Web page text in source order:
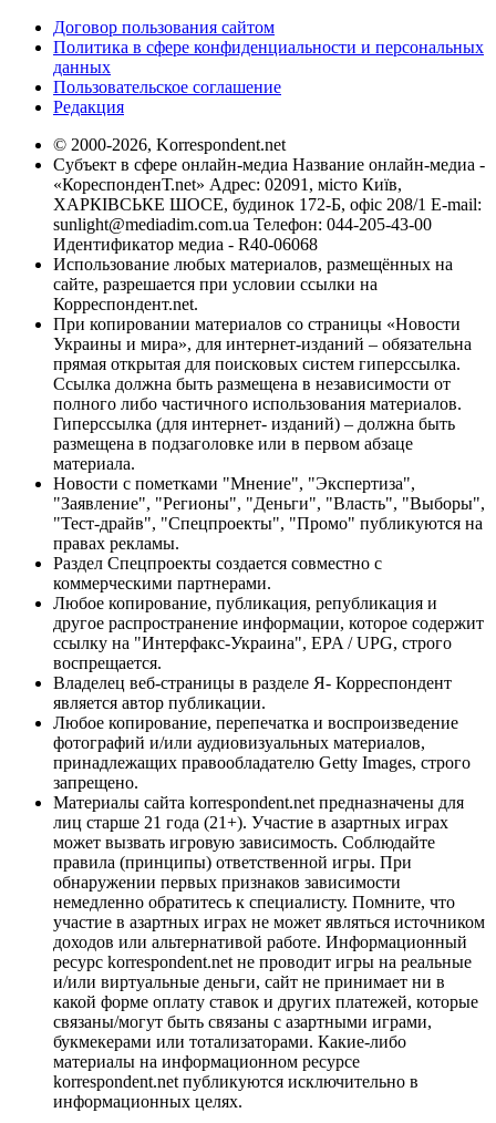
Договор пользования сайтом
Политика в сфере конфиденциальности и персональных
данных
Пользовательское соглашение
Редакция
© 2000-2026, Korrespondent.net
Субъект в сфере онлайн-медиа Название онлайн-медиа -
«КореспонденТ.net» Адрес: 02091, місто Київ,
ХАРКІВСЬКЕ ШОСЕ, будинок 172-Б, офіс 208/1 E-mail:
sunlight@mediadim.com.ua Телефон: 044-205-43-00
Идентификатор медиа - R40-06068
Использование любых материалов, размещённых на
сайте, разрешается при условии ссылки на
Корреспондент.net.
При копировании материалов со страницы «Новости
Украины и мира», для интернет-изданий – обязательна
прямая открытая для поисковых систем гиперссылка.
Ссылка должна быть размещена в независимости от
полного либо частичного использования материалов.
Гиперссылка (для интернет- изданий) – должна быть
размещена в подзаголовке или в первом абзаце
материала.
Новости с пометками "Мнение", "Экспертиза",
"Заявление", "Регионы", "Деньги", "Власть", "Выборы",
"Тест-драйв", "Спецпроекты", "Промо" публикуются на
правах рекламы.
Раздел Спецпроекты создается совместно с
коммерческими партнерами.
Любое копирование, публикация, републикация и
другое распространение информации, которое содержит
ссылку на "Интерфакс-Украина", EPA / UPG, строго
воспрещается.
Владелец веб-страницы в разделе Я- Корреспондент
является автор публикации.
Любое копирование, перепечатка и воспроизведение
фотографий и/или аудиовизуальных материалов,
принадлежащих правообладателю Getty Images, строго
запрещено.
Материалы сайта korrespondent.net предназначены для
лиц старше 21 года (21+). Участие в азартных играх
может вызвать игровую зависимость. Соблюдайте
правила (принципы) ответственной игры. При
обнаружении первых признаков зависимости
немедленно обратитесь к специалисту. Помните, что
участие в азартных играх не может являться источником
доходов или альтернативой работе. Информационный
ресурс korrespondent.net не проводит игры на реальные
и/или виртуальные деньги, сайт не принимает ни в
какой форме оплату ставок и других платежей, которые
связаны/могут быть связаны с азартными играми,
букмекерами или тотализаторами. Какие-либо
материалы на информационном ресурсе
korrespondent.net публикуются исключительно в
информационных целях.